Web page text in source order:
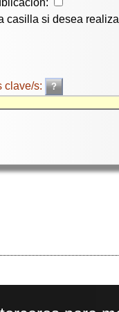
casilla si desea
clave/s: